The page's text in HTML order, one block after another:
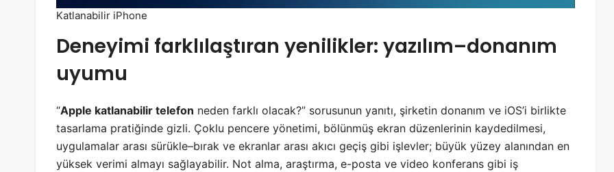
Katlanabilir iPhone
Deneyimi farklılaştıran yenilikler: yazılım–donanım
uyumu
“Apple katlanabilir telefon neden farklı olacak?” sorusunun yanıtı, şirketin donanım ve iOS’i birlikte
tasarlama pratiğinde gizli. Çoklu pencere yönetimi, bölünmüş ekran düzenlerinin kaydedilmesi,
uygulamalar arası sürükle–bırak ve ekranlar arası akıcı geçiş gibi işlevler; büyük yüzey alanından en
yüksek verimi almayı sağlayabilir. Not alma, araştırma, e-posta ve video konferans gibi iş